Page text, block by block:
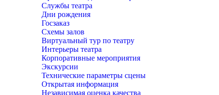
Службы театра
Дни рождения
Госзаказ
Схемы залов
Виртуальный тур по театру
Интерьеры театра
Корпоративные мероприятия
Экскурсии
Технические параметры сцены
Открытая информация
Независимая оценка качества